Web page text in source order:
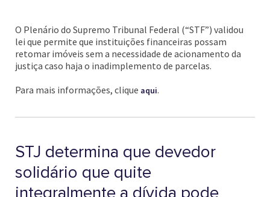
O Plenário do Supremo Tribunal Federal (“STF”) validou
lei que permite que instituições financeiras possam
retomar imóveis sem a necessidade de acionamento da
justiça caso haja o inadimplemento de parcelas.
Para mais informações, clique aqui.
STJ determina que devedor
solidário que quite
integralmente a dívida pode